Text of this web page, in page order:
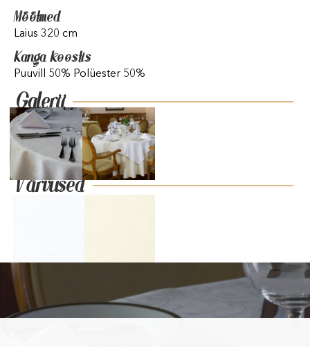
Mõõtmed
Laius 320 cm
Kanga koostis
Puuvill 50% Polüester 50%
Galerii
Värvused